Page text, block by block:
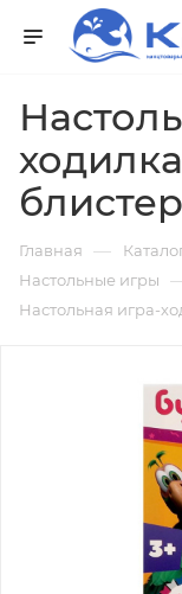
Главная —
Настольные игры
Настольная игра-